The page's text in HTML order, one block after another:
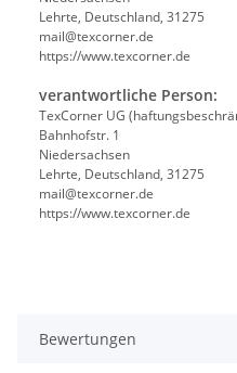
Lehrte, Deutschland, 31275
mail@texcorner.de
https://www.texcorner.de
verantwortliche Person:
TexCorner UG
Bahnhofstr. 1
Niedersachsen
Lehrte, Deutschland, 31275
mail@texcorner.de
https://www.texcorner.de
Bewertungen